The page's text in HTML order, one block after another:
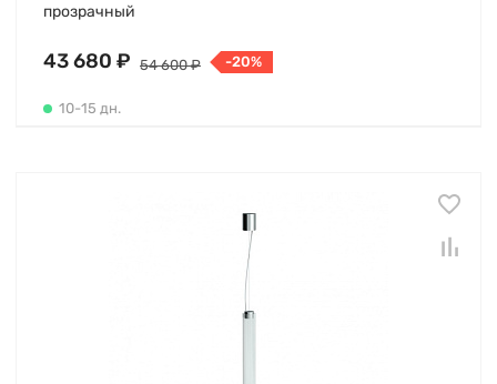
прозрачный
43 680 ₽ 54 600 ₽ -20%
10-15 дн.